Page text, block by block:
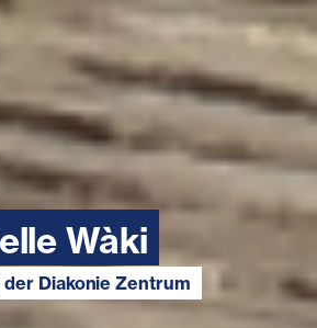
Wàki
Diakonie Zentrum